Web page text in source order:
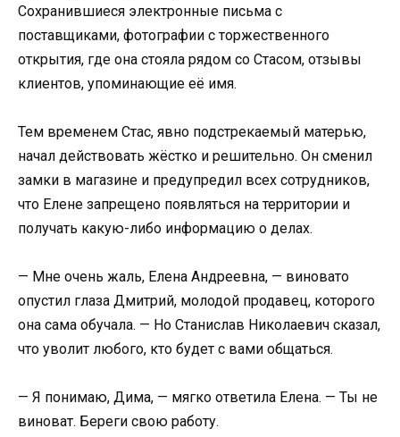
Сохранившиеся электронные письма с
поставщиками, фотографии с торжественного
открытия, где она стояла рядом со Стасом, отзывы
клиентов, упоминающие её имя.
Тем временем Стас, явно подстрекаемый матерью,
начал действовать жёстко и решительно. Он сменил
замки в магазине и предупредил всех сотрудников,
что Елене запрещено появляться на территории и
получать какую-либо информацию о делах.
— Мне очень жаль, Елена Андреевна, — виновато
опустил глаза Дмитрий, молодой продавец, которого
она сама обучала. — Но Станислав Николаевич сказал,
что уволит любого, кто будет с вами общаться.
— Я понимаю, Дима, — мягко ответила Елена. — Ты не
виноват. Береги свою работу.